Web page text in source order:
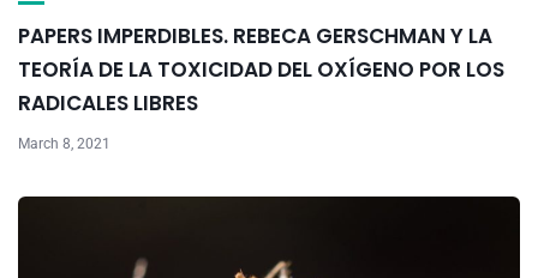
PAPERS IMPERDIBLES. REBECA GERSCHMAN Y LA
TEORÍA DE LA TOXICIDAD DEL OXÍGENO POR LOS
RADICALES LIBRES
March 8, 2021